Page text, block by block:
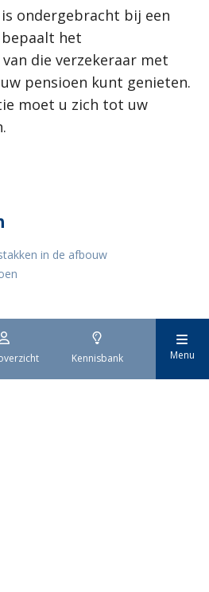
Kennisbank Menu
ondergebracht bij een
het
die verzekeraar met
pensioen kunt genieten.
moet u zich tot uw
in de afbouw